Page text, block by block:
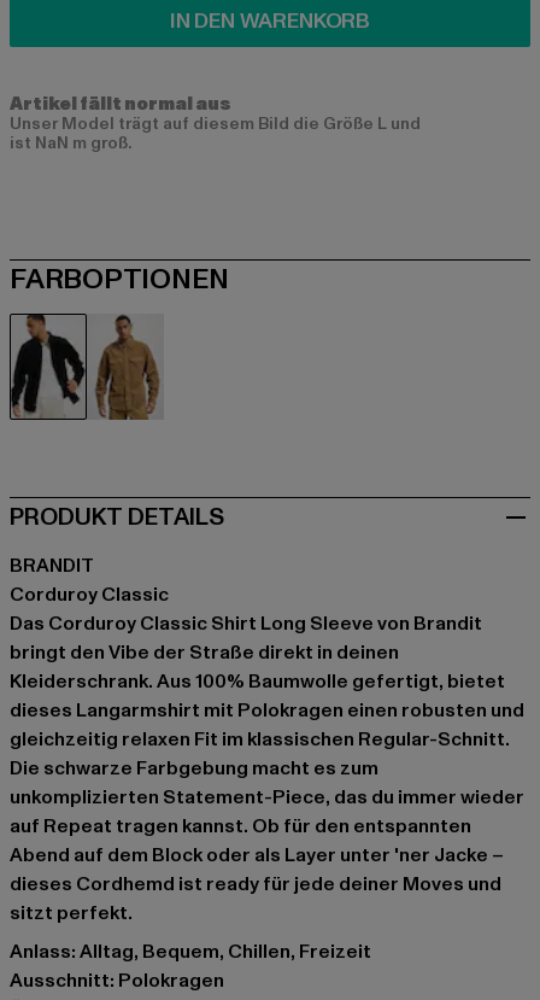
IN DEN WARENKORB
Artikel fällt normal aus
Unser Model trägt auf diesem Bild die Größe L und
ist NaN m groß.
FARBOPTIONEN
PRODUKT DETAILS
BRANDIT
Corduroy Classic
Das Corduroy Classic Shirt Long Sleeve von Brandit
bringt den Vibe der Straße direkt in deinen
Kleiderschrank. Aus 100% Baumwolle gefertigt, bietet
dieses Langarmshirt mit Polokragen einen robusten und
gleichzeitig relaxen Fit im klassischen Regular-Schnitt.
Die schwarze Farbgebung macht es zum
unkomplizierten Statement-Piece, das du immer wieder
auf Repeat tragen kannst. Ob für den entspannten
Abend auf dem Block oder als Layer unter 'ner Jacke –
dieses Cordhemd ist ready für jede deiner Moves und
sitzt perfekt.
Anlass: Alltag, Bequem, Chillen, Freizeit
Ausschnitt: Polokragen